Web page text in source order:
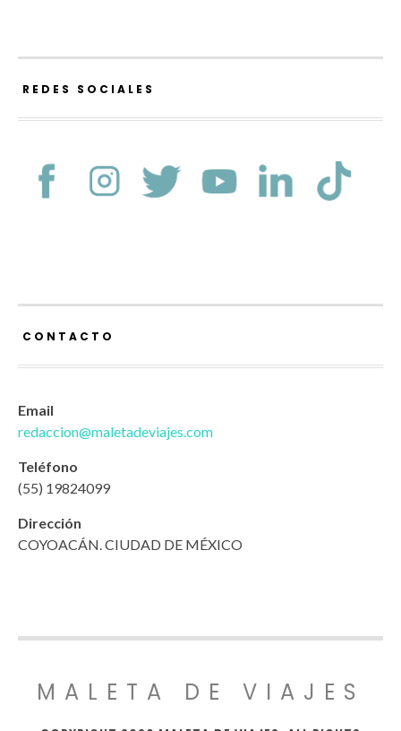
REDES SOCIALES
CONTACTO
Email
redaccion@maletadeviajes.com
Teléfono
(55) 19824099
Dirección
COYOACÁN. CIUDAD DE MÉXICO
MALETA DE VIAJES